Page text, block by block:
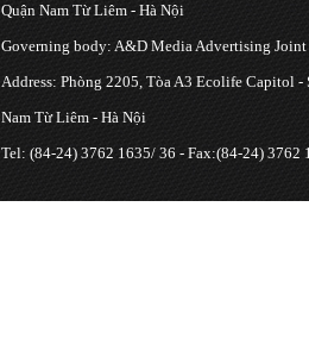
Quận Nam Từ Liêm - Hà Nội
Governing body: A&D Media Advertising
Address: Phòng 2205, Tòa A3 Ecolife Capitol
Nam Từ Liêm - Hà Nội
Tel: (84-24) 3762 1635/ 36 - Fax:(84-24) 3762